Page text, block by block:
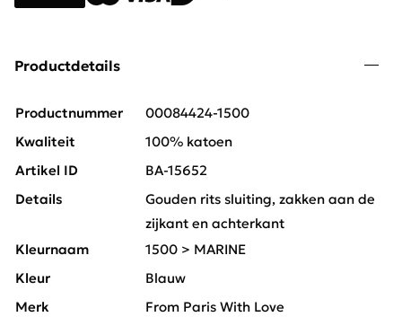
Productdetails
Productnummer
00084424-1500
Kwaliteit
100% katoen
Artikel ID
BA-15652
Details
Gouden rits sluiting, zakken aan de
zijkant en achterkant
Kleurnaam
1500 > MARINE
Kleur
Blauw
Merk
From Paris With Love